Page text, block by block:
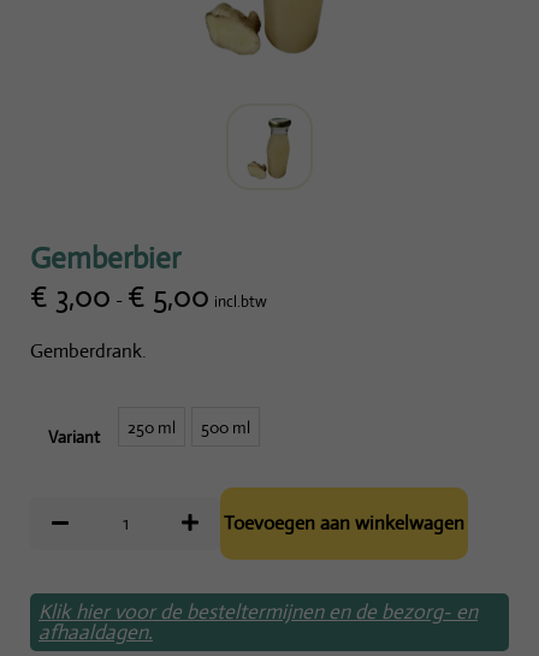
Gemberbier
€ 3,00 - € 5,00 incl.btw
Gemberdrank.
Variant 250 ml 500 ml
Toevoegen aan winkelwagen
Klik hier voor de besteltermijnen en de bezorg- en
afhaaldagen.